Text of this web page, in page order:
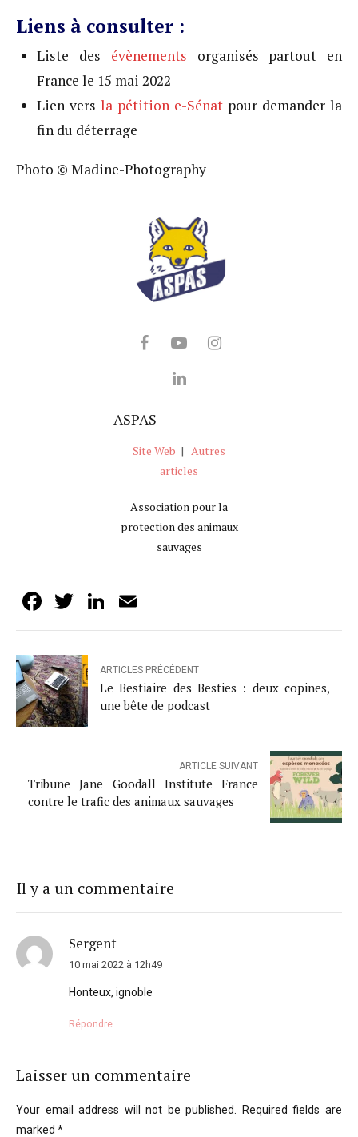
Liens à consulter :
Liste des évènements organisés partout en
France le 15 mai 2022
Lien versla pétition e-Sénat pour demander la
fin du déterrage
Photo © Madine-Photography
ASPAS
Site Web | Autres
articles
Association pour la
protection des animaux
sauvages
Facebook
TwitterLinkedIn
ARTICLES PRÉCÉDENT
Le Bestiaire des Besties : deux copines,
une bête de podcast
ARTICLE SUIVANT
Tribune Jane Goodall Institute France
contre le trafic des animaux sauvages
Il y a un commentaire
Sergent
10 mai 2022 à 12h49
Honteux, ignoble
Répondre
Laisser un commentaire
Your email address will not be published. Required fields are
marked *